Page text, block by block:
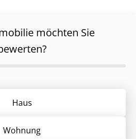
möchten Sie
Haus
Wohnung